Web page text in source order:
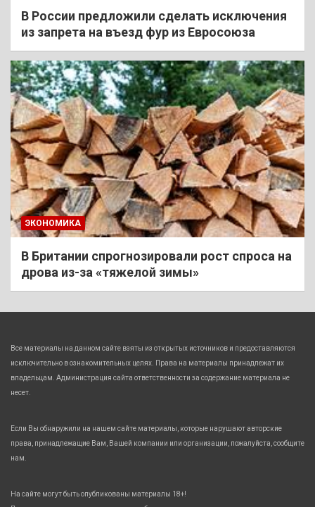
В России предложили сделать исключения
из запрета на въезд фур из Евросоюза
ЭКОНОМИКА
В Британии спрогнозировали рост спроса на
дрова из-за «тяжелой зимы»
Все материалы на данном сайте взяты из открытых источников и предоставляются
исключительно в ознакомительных целях. Права на материалы принадлежат их
владельцам. Администрация сайта ответственности за содержание материала не
несет.
Если Вы обнаружили на нашем сайте материалы, которые нарушают авторские
права, принадлежащие Вам, Вашей компании или организации, пожалуйста, сообщите
нам.
На сайте могут быть опубликованы материалы 18+!